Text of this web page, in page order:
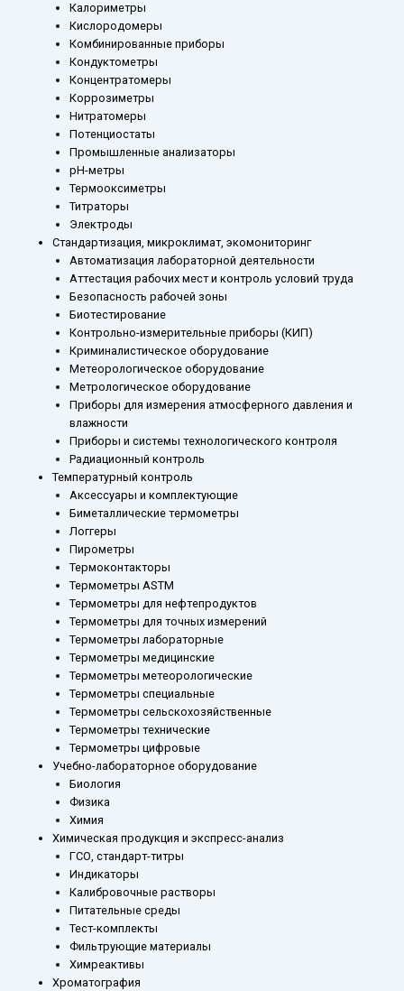
Калориметры
Кислородомеры
Комбинированные приборы
Кондуктометры
Концентратомеры
Коррозиметры
Нитратомеры
Потенциостаты
Промышленные анализаторы
рН-метры
Термооксиметры
Титраторы
Электроды
Стандартизация, микроклимат, экомониторинг
Автоматизация лабораторной деятельности
Аттестация рабочих мест и контроль условий труда
Безопасность рабочей зоны
Биотестирование
Контрольно-измерительные приборы (КИП)
Криминалистическое оборудование
Метеорологическое оборудование
Метрологическое оборудование
Приборы для измерения атмосферного давления и
влажности
Приборы и системы технологического контроля
Радиационный контроль
Температурный контроль
Аксессуары и комплектующие
Биметаллические термометры
Логгеры
Пирометры
Термоконтакторы
Термометры ASTM
Термометры для нефтепродуктов
Термометры для точных измерений
Термометры лабораторные
Термометры медицинские
Термометры метеорологические
Термометры специальные
Термометры сельскохозяйственные
Термометры технические
Термометры цифровые
Учебно-лабораторное оборудование
Биология
Физика
Химия
Химическая продукция и экспресс-анализ
ГСО, стандарт-титры
Индикаторы
Калибровочные растворы
Питательные среды
Тест-комплекты
Фильтрующие материалы
Химреактивы
Хроматография